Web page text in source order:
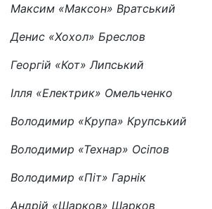
Максим «Максон» Вратський
Денис «Хохол» Бреслов
Георгій «Кот» Липський
Ілля «Електрик» Омельченко
Володимир «Крупа» Крупський
Володимир «Технар» Осіпов
Володимир «Піт» Гарнік
Андрій «Шарков» Шарков